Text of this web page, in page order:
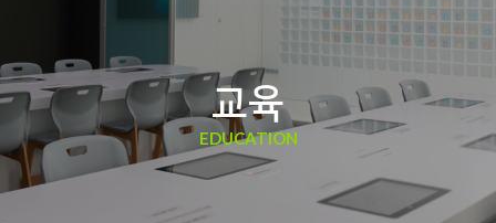
교육
EDUCATION